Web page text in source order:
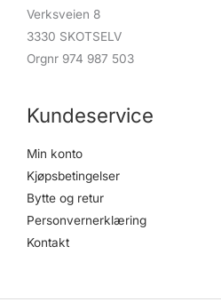
Verksveien 8
3330 SKOTSELV
Orgnr 974 987 503
Kundeservice
Min konto
Kjøpsbetingelser
Bytte og retur
Personvernerklæring
Kontakt